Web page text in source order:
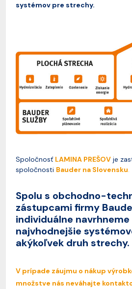
systémov pre strechy.
Spoločnosť LAMINA PREŠOV je
spoločnosti Bauder na Slovensku.
Spolu s obchodno-
zástupcami firmy
individuálne
najvhodnejšie
akýkoľvek druh strechy.
V prípade záujmu o nákup
množstve nás neváhajte